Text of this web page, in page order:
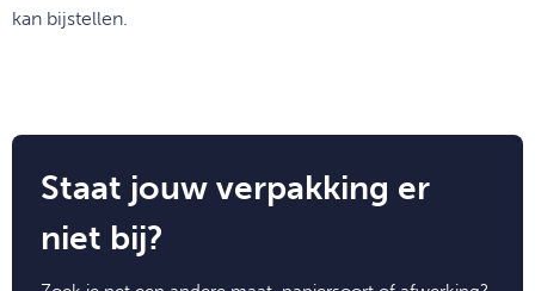
kan bijstellen.
Staat jouw verpakking er
niet bij?